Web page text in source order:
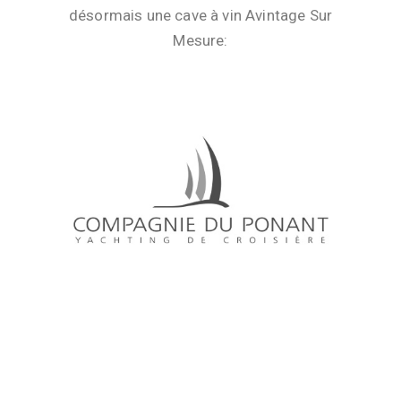
désormais une cave à vin Avintage Sur
Mesure: